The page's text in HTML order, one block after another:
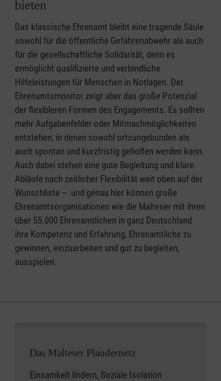
bieten
Das klassische Ehrenamt bleibt eine tragende Säule
sowohl für die öffentliche Gefahrenabwehr als auch
für die gesellschaftliche Solidarität, denn es
ermöglicht qualifizierte und verbindliche
Hilfeleistungen für Menschen in Notlagen. Der
Ehrenamtsmonitor zeigt aber das große Potenzial
der flexibleren Formen des Engagements. Es sollten
mehr Aufgabenfelder oder Mitmachmöglichkeiten
entstehen, in denen sowohl ortsungebunden als
auch spontan und kurzfristig geholfen werden kann.
Auch dabei stehen eine gute Begleitung und klare
Abläufe nach zeitlicher Flexibilität weit oben auf der
Wunschliste – und genau hier können große
Ehrenamtsorganisationen wie die Malteser mit ihren
über 55.000 Ehrenamtlichen in ganz Deutschland
ihre Kompetenz und Erfahrung, Ehrenamtliche zu
gewinnen, einzuarbeiten und gut zu begleiten,
ausspielen.
Das Malteser Plaudernetz
Einsamkeit lindern, Soziale Isolation